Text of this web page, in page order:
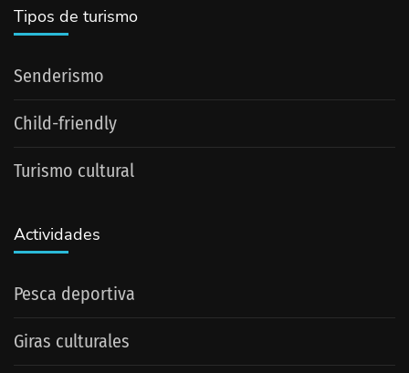
Tipos de turismo
Senderismo
Child-friendly
Turismo cultural
Actividades
Pesca deportiva
Giras culturales